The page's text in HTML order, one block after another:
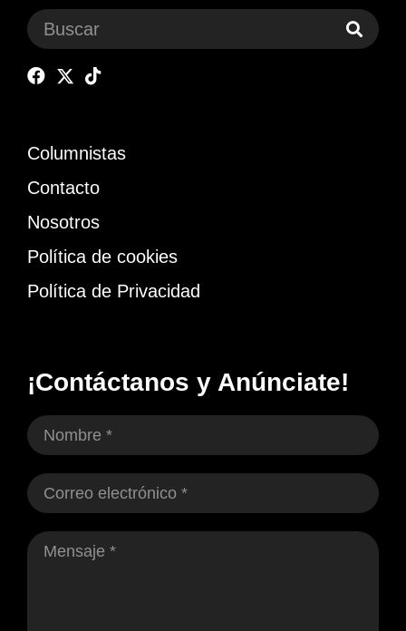
Columnistas
Contacto
Nosotros
Política de cookies
Política de Privacidad
¡Contáctanos y Anúnciate!